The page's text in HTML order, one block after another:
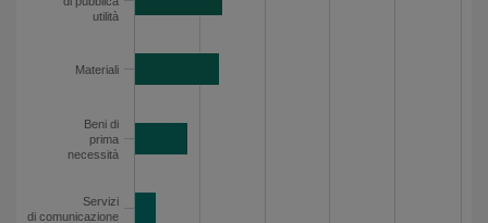
utilità
Materiali
Beni di
prima
necessità
Servizi
di comunicazione